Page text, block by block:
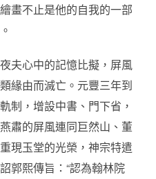
畫不止是他的自我的一部
夫心中的記憶比擬，屏風
緣由而滅亡。元豐三年到
制，增設中書、門下省，
肅的屏風連同巨然山、董
現玉堂的光榮，神宗特遣
郭熙傳旨：“認為翰林院